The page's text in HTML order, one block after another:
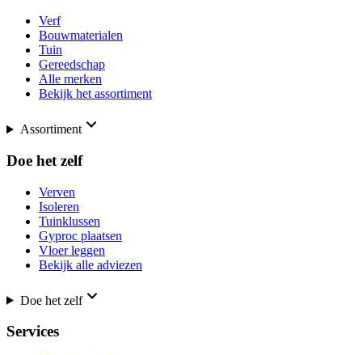
Verf
Bouwmaterialen
Tuin
Gereedschap
Alle merken
Bekijk het assortiment
Assortiment
Doe het zelf
Verven
Isoleren
Tuinklussen
Gyproc plaatsen
Vloer leggen
Bekijk alle adviezen
Doe het zelf
Services